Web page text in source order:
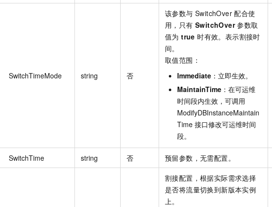
SwitchTimeMode string 否
该参数与 SwitchOver 配合使
用，只有 SwitchOver参数取
值为true 时有效。表示割接时
间。
取值范围：
Immediate ：立即生效。
MaintainTime ：在可运维
时间段内生效，可调用
ModifyDBInstanceMaintain
Time 接口修改可运维时间
段。
SwitchTime string 否 预留参数，无需配置。
割接配置，根据实际需求选择
是否将流量切换到新版本实例
上。